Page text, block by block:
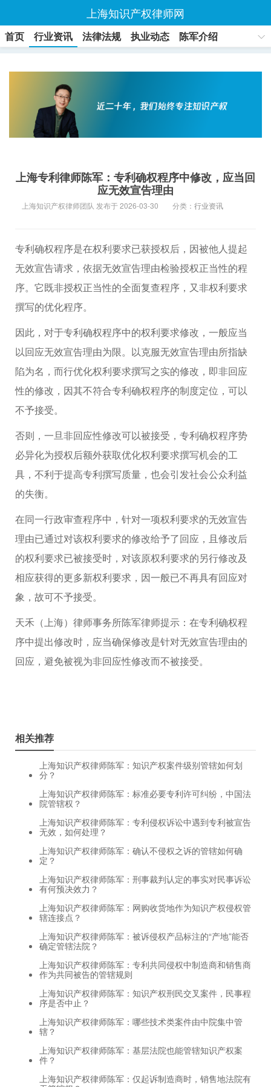
上海知识产权律师网
首页 行业资讯 法律法规 执业动态
陈军介绍
上海专利律师陈军：专利确权程序中修改，应当回
应无效宣告理由
上海知识产权律师团队 发布于 2026-03-30 分类： 行业资讯
专利确权程序是在权利要求已获授权后，因被他人提起
无效宣告请求，依据无效宣告理由检验授权正当性的程
序。它既非授权正当性的全面复查程序，又非权利要求
撰写的优化程序。
因此，对于专利确权程序中的权利要求修改，一般应当
以回应无效宣告理由为限。以克服无效宣告理由所指缺
陷为名，而行优化权利要求撰写之实的修改，即非回应
性的修改，因其不符合专利确权程序的制度定位，可以
不予接受。
否则，一旦非回应性修改可以被接受，专利确权程序势
必异化为授权后额外获取优化权利要求撰写机会的工
具，不利于提高专利撰写质量，也会引发社会公众利益
的失衡。
在同一行政审查程序中，针对一项权利要求的无效宣告
理由已通过对该权利要求的修改给予了回应，且修改后
的权利要求已被接受时，对该原权利要求的另行修改及
相应获得的更多新权利要求，因一般已不再具有回应对
象，故可不予接受。
天禾（上海）律师事务所陈军律师提示：在专利确权程
序中提出修改时，应当确保修改是针对无效宣告理由的
回应，避免被视为非回应性修改而不被接受。
相关推荐
上海知识产权律师陈军：知识产权案件级别管辖如何划
分？
上海知识产权律师陈军：标准必要专利许可纠纷，中国法
院管辖权？
上海知识产权律师陈军：专利侵权诉讼中遇到专利被宣告
无效，如何处理？
上海知识产权律师陈军：确认不侵权之诉的管辖如何确
定？
上海知识产权律师陈军：刑事裁判认定的事实对民事诉讼
有何预决效力？
上海知识产权律师陈军：网购收货地作为知识产权侵权管
辖连接点？
上海知识产权律师陈军：被诉侵权产品标注的“产地”能否
确定管辖法院？
上海知识产权律师陈军：专利共同侵权中制造商和销售商
作为共同被告的管辖规则
上海知识产权律师陈军：知识产权刑民交叉案件，民事程
序是否中止？
上海知识产权律师陈军：哪些技术类案件由中院集中管
辖？
上海知识产权律师陈军：基层法院也能管辖知识产权案
件？
上海知识产权律师陈军：仅起诉制造商时，销售地法院有